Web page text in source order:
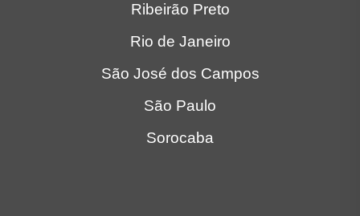
Ribeirão Preto
Rio de Janeiro
São José dos Campos
São Paulo
Sorocaba